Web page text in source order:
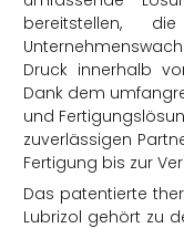
bereitstellen,
Druck innerhalb
Dank dem
und
zuverlässigen
Fertigung bis zur
Das patentierte
Lubrizol gehört zu